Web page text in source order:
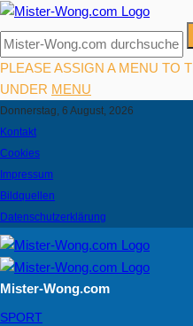
PLEASE ASSIGN A MENU TO
UNDER MENU
Donnerstag, 6 August, 2026
Kontakt
Cookies
Impressum
Bildquellen
Datenschutzerklärung
Mister-Wong.com
SPORT